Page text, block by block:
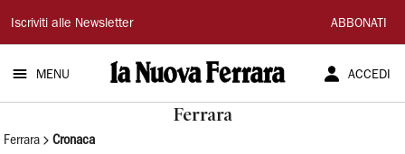
La
Nuova
Ferrara
Iscriviti alle Newsletter ABBONATI
MENU ACCEDI
Ferrara
Ferrara Cronaca